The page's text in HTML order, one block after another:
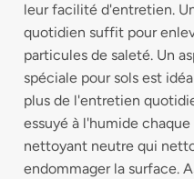
leur facilité d'entretien.
quotidien suffit pour
particules de saleté. Un
spéciale pour sols est
plus de l'entretien
essuyé à l'humide
nettoyant neutre qui
endommager la surface.